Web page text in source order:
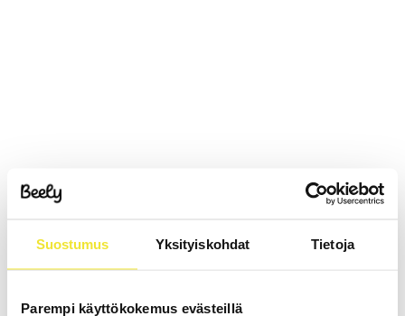
Suostumus Yksityiskohdat Tietoja
Parempi käyttökokemus evästeillä